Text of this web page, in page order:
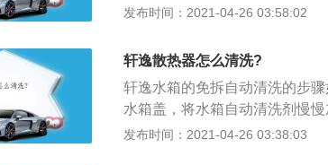
出的水变干净为止，并将所有
行大约15分钟。然后打开发热
得滞留的空气随着流动驱散。
多点的冷却剂。
锈迹的迹象，应及时更换掉。
完的时候，把小活栓放回原处
器中。然后把排水盘放回原来
器的进水口，一直将水放满。
出的水变干净为止，并将所有
盖；2、启动发动机，使水温达
上防冻液或干净的冷却水。
发布时间：2021-04-26 03:58:02
轩逸散热器怎么清洗?
轩逸水箱的免拆自动清洗的步
水箱盖，将水箱自动清洗剂慢
盖；2、启动发动机，使水温达
发布时间：2021-04-26 03:38:03